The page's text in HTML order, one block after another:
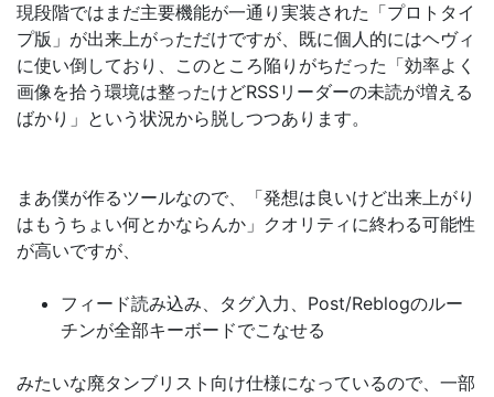
現段階ではまだ主要機能が一通り実装された「プロトタイ
プ版」が出来上がっただけですが、既に個人的にはヘヴィ
に使い倒しており、このところ陥りがちだった「効率よく
画像を拾う環境は整ったけどRSSリーダーの未読が増える
ばかり」という状況から脱しつつあります。
まあ僕が作るツールなので、「発想は良いけど出来上がり
はもうちょい何とかならんか」クオリティに終わる可能性
が高いですが、
フィード読み込み、タグ入力、Post/Reblogのルー
チンが全部キーボードでこなせる
みたいな廃タンブリスト向け仕様になっているので、一部